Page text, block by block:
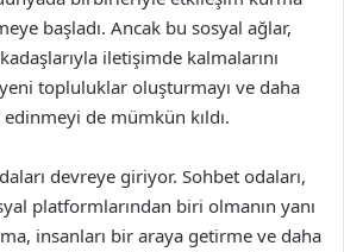
başladı. Ancak bu sosyal ağlar,
iletişimde kalmalarını
topluluklar oluşturmayı ve daha
de mümkün kıldı.
devreye giriyor. Sohbet odaları,
platformlarından biri olmanın yanı
insanları bir araya getirme ve daha